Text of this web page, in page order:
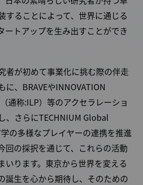
することによって、世界に通じる
ートアップを生み出すことができ
者が初めて事業化に挑む際の伴走
に、BRAVEやINNOVATION
通称:ILP）等のアクセラレーショ
、さらにTECHNIUM Global
の多様なプレイヤーの連携を推進
回の採択を通じて、これらの活動
いります。東京から世界を変える
誕生を心から期待し、そのための